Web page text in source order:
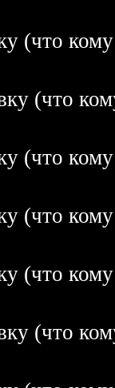
(что
(что
(что
(что
(что
(что